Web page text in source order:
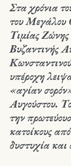
Στα χρόνια
του Μεγάλου
Τιμίας
Βυζαντινής
υπέροχη
«αγίαν
Αυγούστου.
την
κατοίκους
δυστυχία και